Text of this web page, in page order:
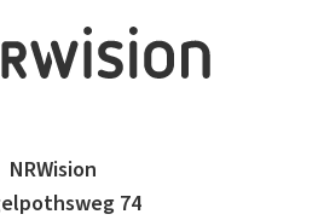
NRWision
74